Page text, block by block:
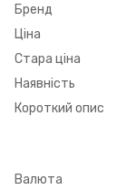
Бренд
Ціна
Стара ціна
Наявність
Короткий опис
Валюта